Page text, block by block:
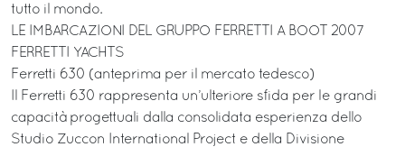
tutto il mondo.
LE IMBARCAZIONI DEL GRUPPO FERRETTI A BOOT 2007
FERRETTI YACHTS
Ferretti 630 (anteprima per il mercato tedesco)
Il Ferretti 630 rappresenta un’ulteriore sfida per le grandi
capacità progettuali dalla consolidata esperienza dello
Studio Zuccon International Project e della Divisione